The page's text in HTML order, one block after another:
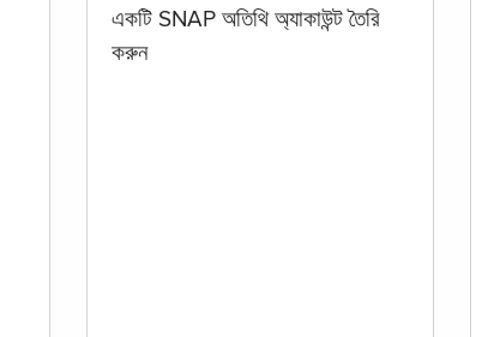
একটি SNAP অতিথি অ্যাকাউন্ট তৈরি
করুন